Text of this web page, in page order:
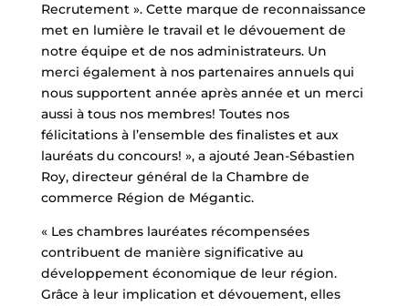
Recrutement ». Cette marque de reconnaissance
met en lumière le travail et le dévouement de
notre équipe et de nos administrateurs. Un
merci également à nos partenaires annuels qui
nous supportent année après année et un merci
aussi à tous nos membres! Toutes nos
félicitations à l’ensemble des finalistes et aux
lauréats du concours! », a ajouté Jean-Sébastien
Roy, directeur général de la Chambre de
commerce Région de Mégantic.
« Les chambres lauréates récompensées
contribuent de manière significative au
développement économique de leur région.
Grâce à leur implication et dévouement, elles